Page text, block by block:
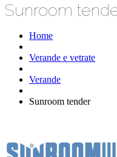
Sunroom
Home
Verande e vetrate
Verande
Sunroom tender